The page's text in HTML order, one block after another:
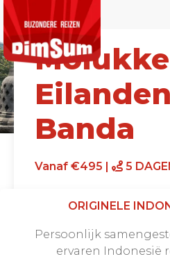
Banda
Vanaf €495 | 5
ORIGINELE
Persoonlijk
ervaren Indonesië